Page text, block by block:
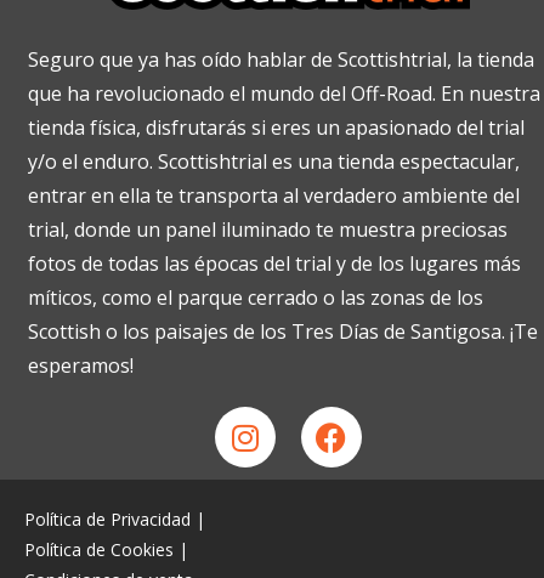
Seguro que ya has oído hablar de Scottishtrial, la tienda
que ha revolucionado el mundo del Off-Road. En nuestra
tienda física, disfrutarás si eres un apasionado del trial
y/o el enduro. Scottishtrial es una tienda espectacular,
entrar en ella te transporta al verdadero ambiente del
trial, donde un panel iluminado te muestra preciosas
fotos de todas las épocas del trial y de los lugares más
míticos, como el parque cerrado o las zonas de los
Scottish o los paisajes de los Tres Días de Santigosa. ¡Te
esperamos!
Política de Privacidad |
Política de Cookies |